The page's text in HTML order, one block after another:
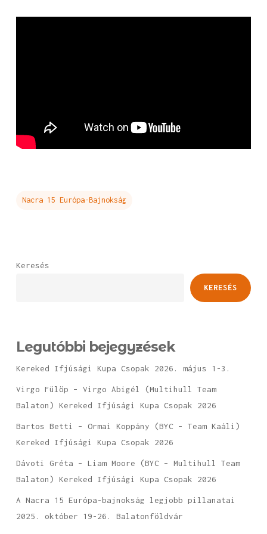
Nacra 15 Európa-Bajnokság
Keresés
KERESÉS
Legutóbbi bejegyzések
Kereked Ifjúsági Kupa Csopak 2026. május 1-3.
Virgo Fülöp – Virgo Abigél (Multihull Team
Balaton) Kereked Ifjúsági Kupa Csopak 2026
Bartos Betti – Ormai Koppány (BYC – Team Kaáli)
Kereked Ifjúsági Kupa Csopak 2026
Dávoti Gréta – Liam Moore (BYC – Multihull Team
Balaton) Kereked Ifjúsági Kupa Csopak 2026
A Nacra 15 Európa-bajnokság legjobb pillanatai
2025. október 19-26. Balatonföldvár